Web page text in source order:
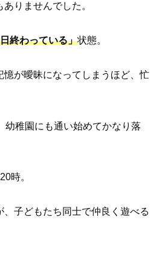
りませんでした。
終わっている」状態。
憶が曖昧になってしまうほど、忙
幼稚園にも通い始めてかなり落
時。
、子どもたち同士で仲良く遊べる